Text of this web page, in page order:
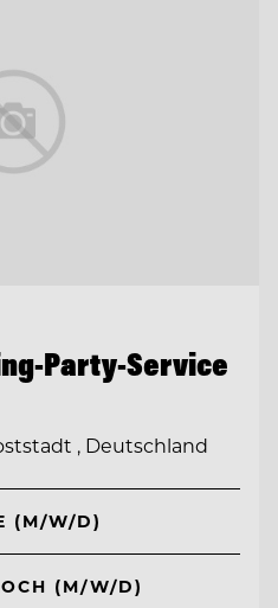
Party-Service
, Deutschland
(M/W/D)
(M/W/D)